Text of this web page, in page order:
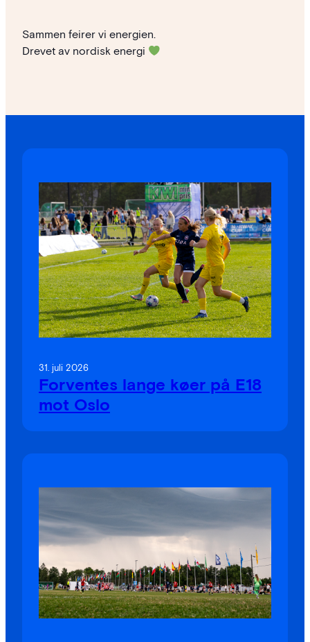
Sammen feirer vi energien.
Drevet av nordisk energi
31. juli 2026
Forventes lange køer på E18
mot Oslo